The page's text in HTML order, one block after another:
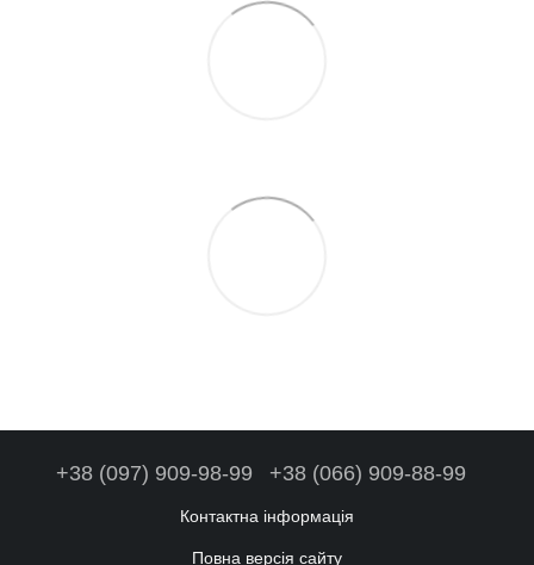
+38 (097) 909-98-99 +38 (066) 909-88-99
Контактна інформація
Повна версія сайту